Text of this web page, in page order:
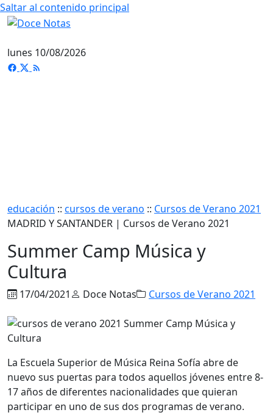
Saltar al contenido principal
lunes 10/08/2026
educación :: cursos de verano :: Cursos de Verano 2021
MADRID Y SANTANDER | Cursos de Verano 2021
Summer Camp Música y
Cultura
17/04/2021 Doce Notas Cursos de Verano 2021
La Escuela Superior de Música Reina Sofía abre de
nuevo sus puertas para todos aquellos jóvenes entre 8-
17 años de diferentes nacionalidades que quieran
participar en uno de sus dos programas de verano.